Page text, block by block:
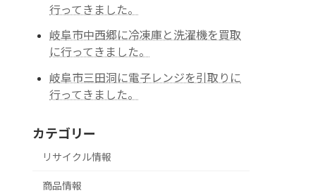
行ってきました。
岐阜市中西郷に冷凍庫と洗濯機を買取
に行ってきました。
岐阜市三田洞に電子レンジを引取りに
行ってきました。
カテゴリー
リサイクル情報
商品情報